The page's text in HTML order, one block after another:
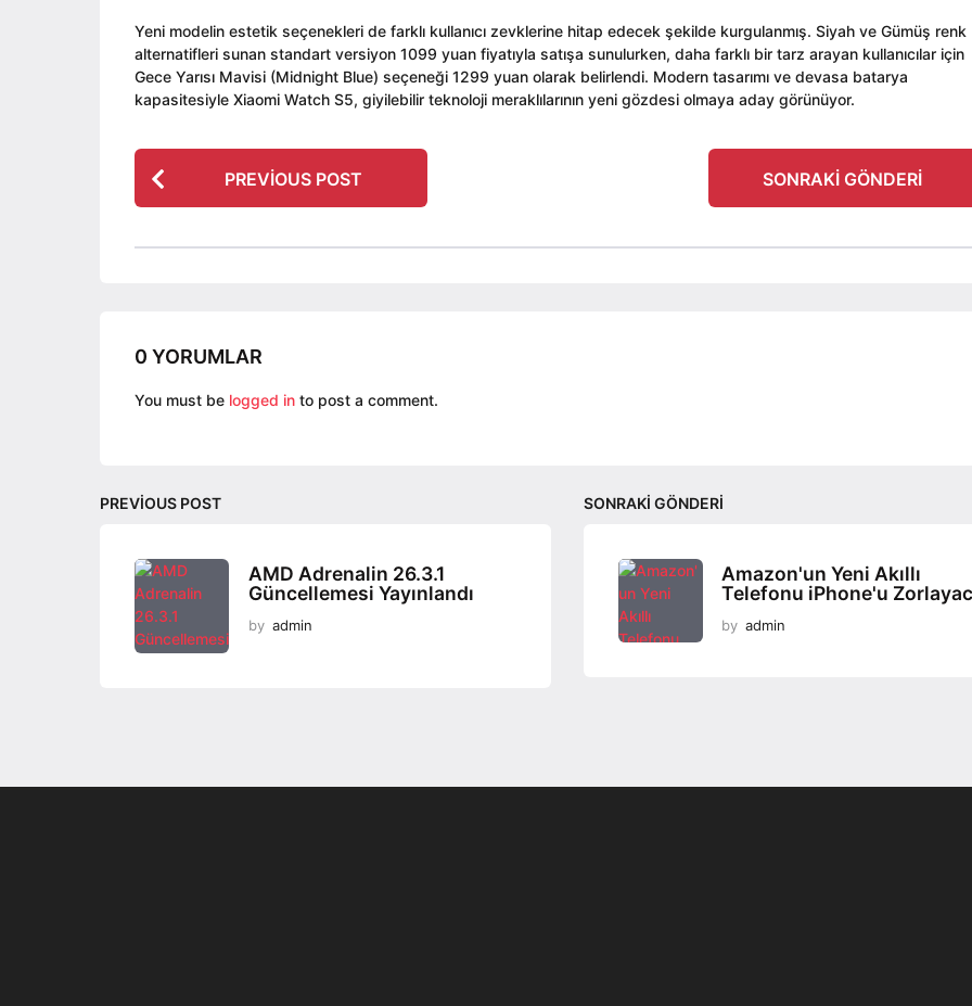
Yeni modelin estetik seçenekleri de farklı kullanıcı zevklerine hitap edecek şekilde kurgulanmış. Siyah ve Gümüş renk
alternatifleri sunan standart versiyon 1099 yuan fiyatıyla satışa sunulurken, daha farklı bir tarz arayan kullanıcılar için
Gece Yarısı Mavisi (Midnight Blue) seçeneği 1299 yuan olarak belirlendi. Modern tasarımı ve devasa batarya
kapasitesiyle Xiaomi Watch S5, giyilebilir teknoloji meraklılarının yeni gözdesi olmaya aday görünüyor.
P
o
t
g
i
n
i
n
PREVIOUS POST SONRAKI GÖNDERI
0 YORUMLAR
You must be logged in to post a comment.
PREVIOUS POST
AMD Adrenalin 26.3.1
Güncellemesi Yayınlandı
by admin
SONRAKI GÖNDERI
Amazon'un Yeni Akıllı
Telefonu iPhone'u
by admin